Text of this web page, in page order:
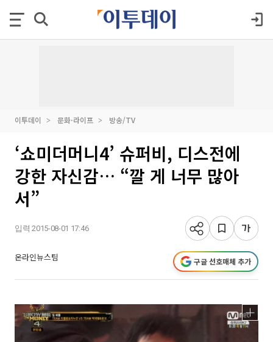
이투데이 문화·라이프 방송/TV
‘쇼미더머니4’ 슈퍼비, 디스전에
강한 자신감… “깔 게 너무 많아
서”
입력 2015-08-01 17:46
온라인뉴스팀 구글 선호매체 추가